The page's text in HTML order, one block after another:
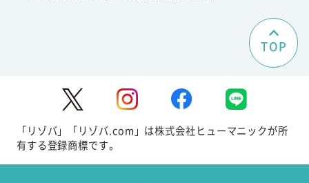
TOP
「リゾバ」「リゾバ.com」は株式会社ヒューマニックが所
有する登録商標です。